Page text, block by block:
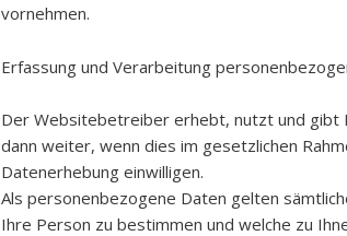
vornehmen.
Erfassung und Verarbeitung
Der Websitebetreiber erhebt, nutzt und gibt
dann weiter, wenn dies im gesetzlichen
Datenerhebung einwilligen.
Als personenbezogene Daten gelten
Ihre Person zu bestimmen und welche zu